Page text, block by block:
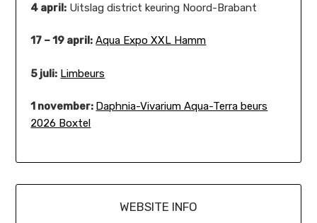
4 april: Uitslag district keuring Noord-Brabant
17 – 19 april: Aqua Expo XXL Hamm
5 juli: Limbeurs
1 november: Daphnia-Vivarium Aqua-Terra beurs
2026 Boxtel
WEBSITE INFO